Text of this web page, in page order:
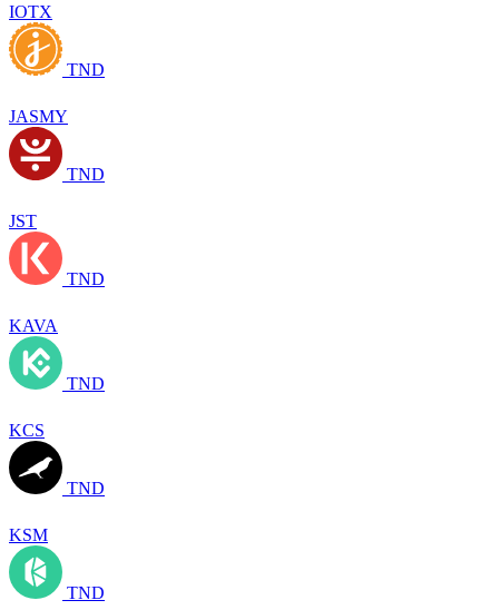
IOTX
TND
JASMY
TND
JST
TND
KAVA
TND
KCS
TND
KSM
TND